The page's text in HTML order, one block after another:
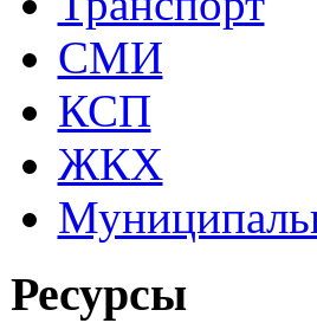
СМИ
КСП
ЖКХ
Ресурсы